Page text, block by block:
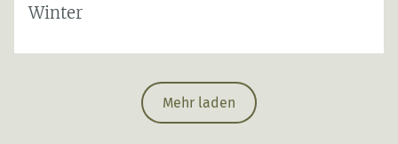
Winter
Mehr laden